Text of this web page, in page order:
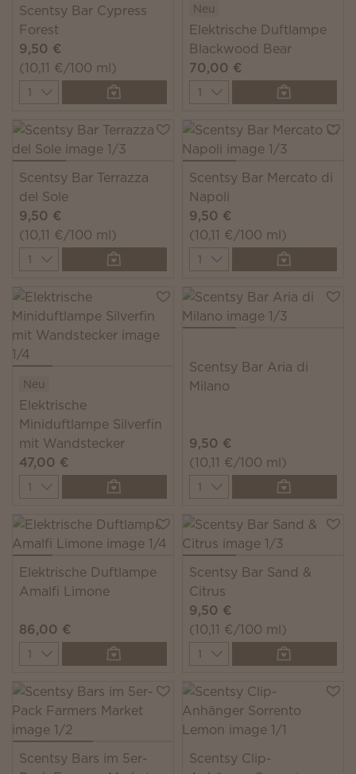
Scentsy Bar Cypress
Forest
9,50 €
(10,11 €/100 ml)
Quantity
Neu
Elektrische Duftlampe
Blackwood Bear
70,00 €
Quantity
Scentsy Bar Terrazza
del Sole
9,50 €
(10,11 €/100 ml)
Quantity
Scentsy Bar Mercato di
Napoli
9,50 €
(10,11 €/100 ml)
Quantity
Neu
Elektrische
Miniduftlampe Silverfin
mit Wandstecker
47,00 €
Quantity
Scentsy Bar Aria di
Milano
9,50 €
(10,11 €/100 ml)
Quantity
Elektrische Duftlampe
Amalfi Limone
86,00 €
Quantity
Scentsy Bar Sand &
Citrus
9,50 €
(10,11 €/100 ml)
Quantity
Scentsy Bars im 5er-
Scentsy Clip-